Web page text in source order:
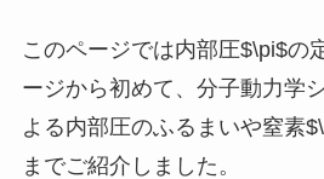
このページでは内部圧$\pi$の
ージから初めて、分子動力学
よる内部圧のふるまいや窒素
までご紹介しました。